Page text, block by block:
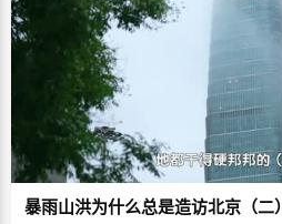
暴雨山洪为什么总是造访北京（二）